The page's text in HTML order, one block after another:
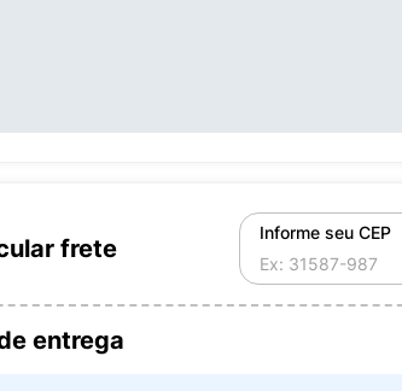
frete
Informe seu CEP
entrega